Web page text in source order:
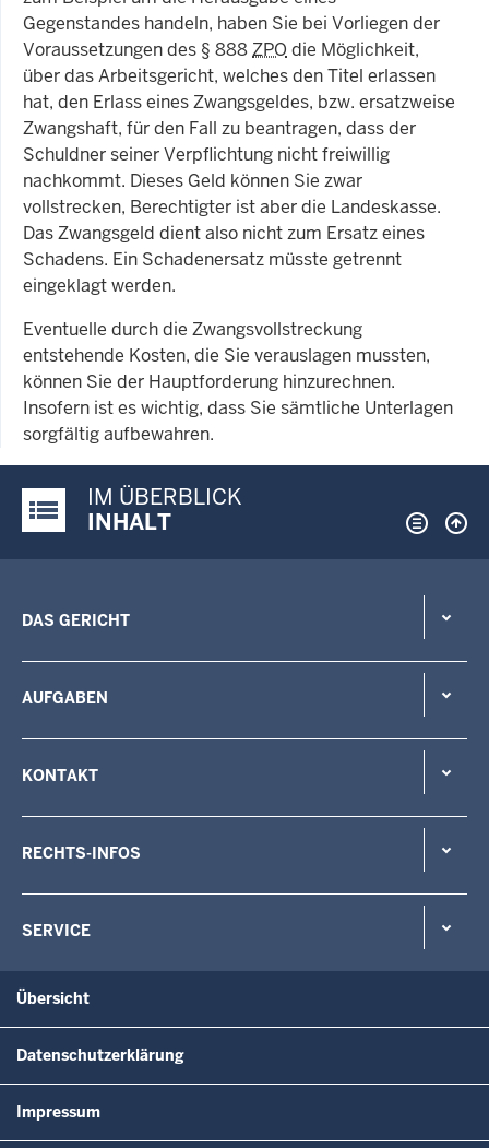
Gegenstandes handeln, haben Sie bei Vorliegen der
Voraussetzungen des § 888ZPO die Möglichkeit,
über das Arbeitsgericht, welches den Titel erlassen
hat, den Erlass eines Zwangsgeldes, bzw. ersatzweise
Zwangshaft, für den Fall zu beantragen, dass der
Schuldner seiner Verpflichtung nicht freiwillig
nachkommt. Dieses Geld können Sie zwar
vollstrecken, Berechtigter ist aber die Landeskasse.
Das Zwangsgeld dient also nicht zum Ersatz eines
Schadens. Ein Schadenersatz müsste getrennt
eingeklagt werden.
Eventuelle durch die Zwangsvollstreckung
entstehende Kosten, die Sie verauslagen mussten,
können Sie der Hauptforderung hinzurechnen.
Insofern ist es wichtig, dass Sie sämtliche Unterlagen
sorgfältig aufbewahren.
Justiz-Portal im Überblick:
IM ÜBERBLICK
INHALT
DAS GERICHT
AUFGABEN
KONTAKT
RECHTS-INFOS
SERVICE
Übersicht
Datenschutzerklärung
Impressum